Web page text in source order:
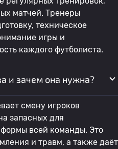
матчей. Тренеры
техническое
игры и
каждого футболиста.
и зачем она нужна?
смену игроков
запасных для
всей команды. Это
и травм, а также даёт